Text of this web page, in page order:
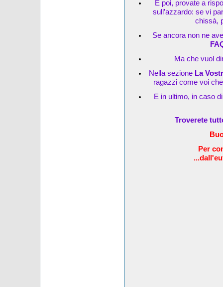
E poi, provate a
sull’azzardo: se vi
chissà,
Se ancora non ne
Ma che vuol
Nella sezioneLa
ragazzi come voi
E in ultimo, in caso
Troverete
Per